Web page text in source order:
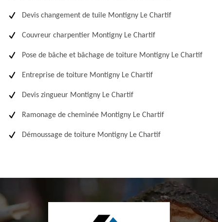
Devis changement de tuile Montigny Le Chartif
Couvreur charpentier Montigny Le Chartif
Pose de bâche et bâchage de toiture Montigny Le Chartif
Entreprise de toiture Montigny Le Chartif
Devis zingueur Montigny Le Chartif
Ramonage de cheminée Montigny Le Chartif
Démoussage de toiture Montigny Le Chartif